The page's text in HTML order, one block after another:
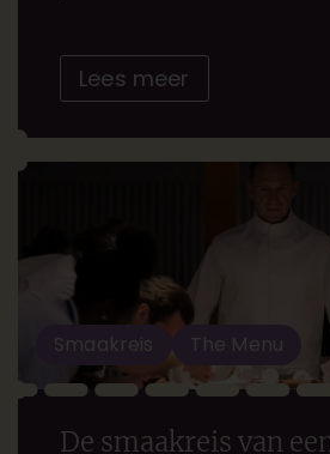
opgebouwd menu: […]
Lees meer
Smaakreis The Menu
De smaakreis van